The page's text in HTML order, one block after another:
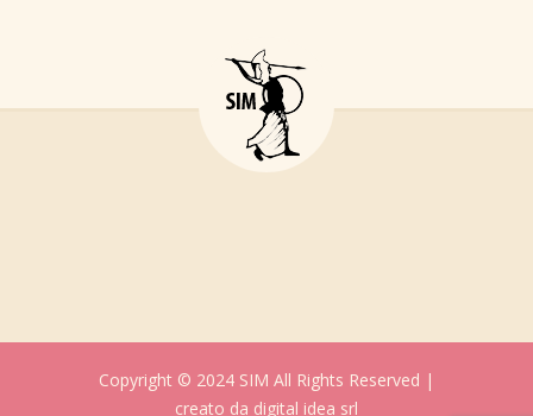
Copyright © 2024 SIM All Rights Reserved |
creato da digital idea srl